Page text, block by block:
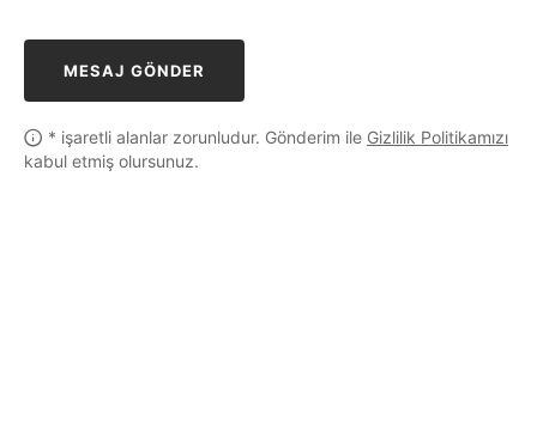
MESAJ GÖNDER
* işaretli alanlar zorunludur. Gönderim ile Gizlilik Politikamızı
kabul etmiş olursunuz.